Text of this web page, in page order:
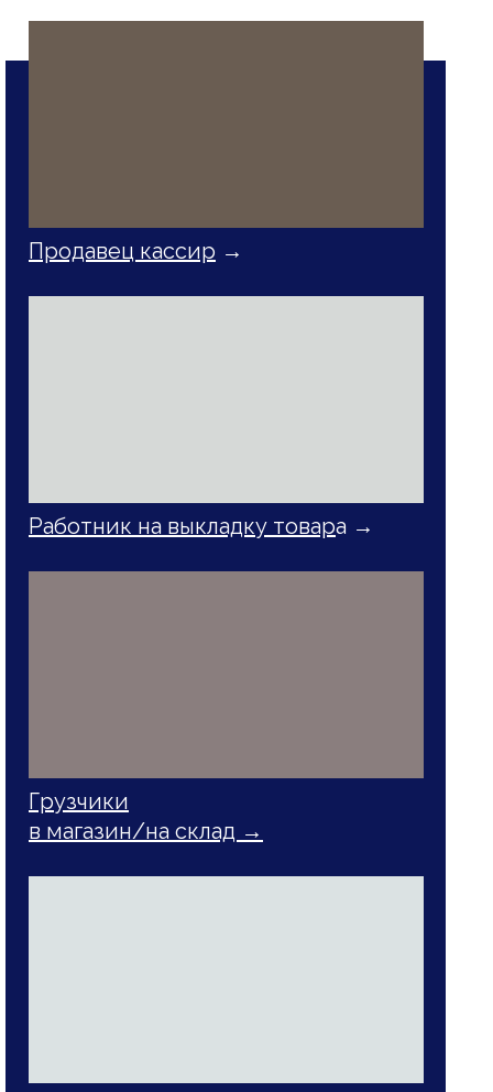
Грузчики
в магазин/на склад →
Работник на выкладку товара →
Продавец кассир →